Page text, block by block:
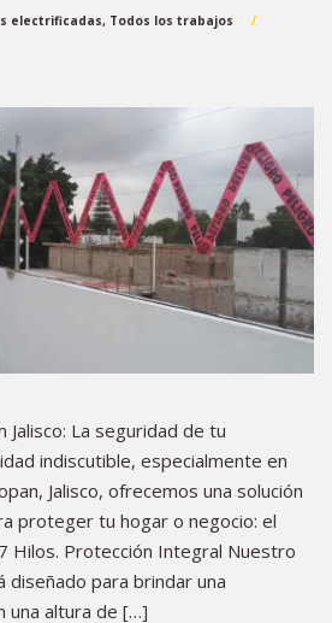
electrificadas, Todos los trabajos
Jalisco: La seguridad de tu
indiscutible, especialmente en
Jalisco, ofrecemos una solución
proteger tu hogar o negocio: el
Hilos. Protección Integral Nuestro
para brindar una
una altura de […]